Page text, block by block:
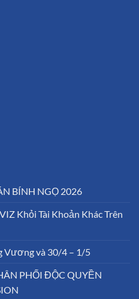
BÍNH NGỌ 2026
Khỏi Tài Khoản Khác Trên
Vương và 30/4 – 1/5
PHỐI ĐỘC QUYỀN